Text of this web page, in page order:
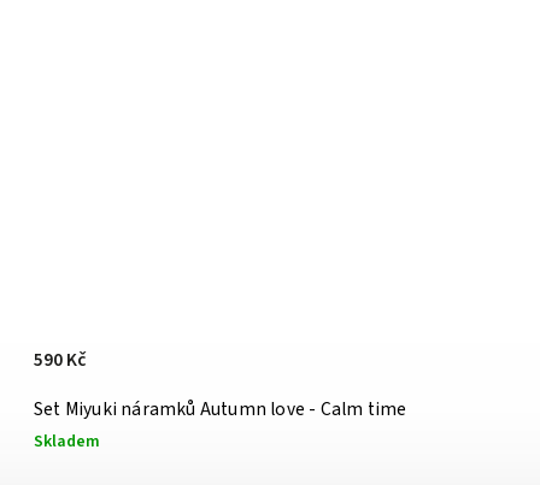
Set Miyuki náramků Autumn love - Calm time
Skladem
590 Kč